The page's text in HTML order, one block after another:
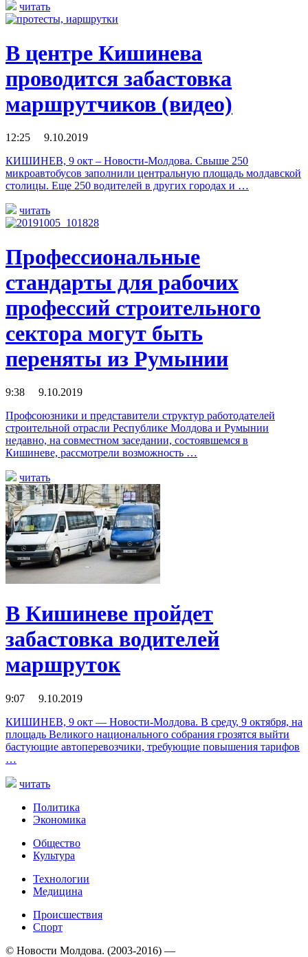
читать
В центре Кишинева
проводится забастовка
маршрутчиков (видео)
12:25 9.10.2019
КИШИНЕВ, 9 окт – Новости-Молдова. Свыше 250
микроавтобусов заполнили центральную площадь молдавской
столицы. Еще 250 водителей в других городах и …
читать
Профессиональные
стандарты для рабочих
профессий строительного
сектора могут быть
переняты из Румынии
9:38 9.10.2019
Профсоюзники и представители структур работодателей
строительной отрасли Республике Молдова и Румынии
недавно, на совместном заседании, состоявшемся в
Кишиневе, рассмотрели возможность …
читать
В Кишиневе пройдет
забастовка водителей
маршруток
9:07 9.10.2019
КИШИНЕВ, 9 окт — Новости-Молдова. В среду, 9 октября, на
площадь Великого национального собрания грозятся выйти
бастующие автоперевозчики, требующие повышения тарифов
…
читать
Политика
Экономика
Общество
Культура
Технологии
Медицина
Происшествия
Спорт
© Новости Молдова. (2003-2016) —